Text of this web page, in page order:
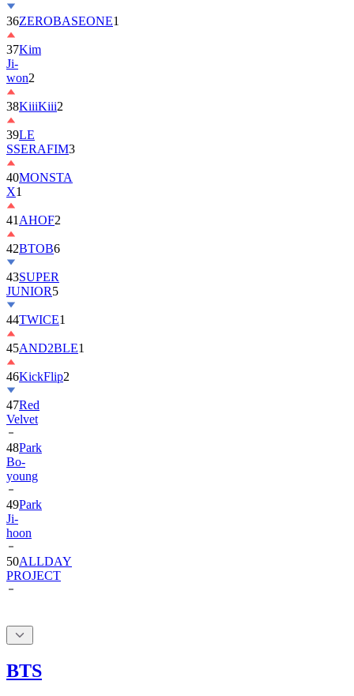
37Kim
Ji-
won2
38KiiiKiii
39LE
SSERAFIM
40MONSTA
X
41AHOF
42 BTOB6
43SUPER
JUNIOR
44TWICE
45AND2BLE
46KickFlip2
47Red
Velvet
48Park
Bo-
young
49Park
Ji-
hoon
50ALLDAY
PROJECT
BTS